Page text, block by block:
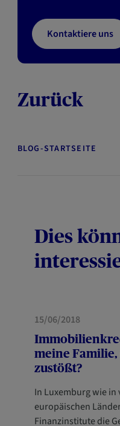
Kontaktiere uns
Zurück
BLOG-STARTSEITE
Dies
VORSORGE
15/06/2018
meine
zustößt?
In Luxemburg wie
europäischen
Finanzinstitute die